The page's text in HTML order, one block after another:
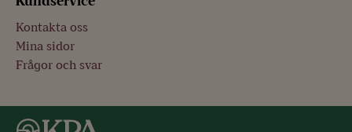
Kontakta oss
Mina sidor
Frågor och svar